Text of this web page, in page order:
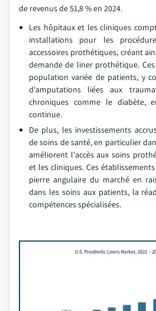
de revenus de 51,8 % en 2024.
Les hôpitaux et les cliniques
installations pour les
accessoires prothétiques, créant
demande de liner prothétique.
population variée de patients, y
d'amputations liées aux
chroniques comme le diabète,
continue.
De plus, les investissements
de soins de santé, en particulier
améliorent l'accès aux soins
et les cliniques. Ces
pierre angulaire du marché en
dans les soins aux patients, la
compétences spécialisées.